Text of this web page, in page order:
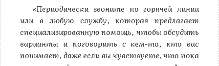
«Периодически звоните по горячей линии
или в любую службу, которая предлагает
специализированную помощь, чтобы обсудить
варианты и поговорить с кем-то, кто вас
понимает, даже если вы чувствуете, что пока